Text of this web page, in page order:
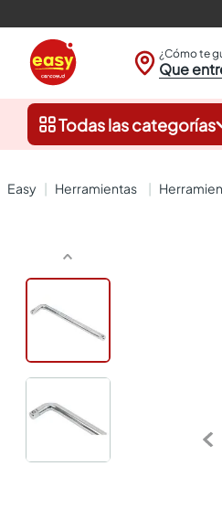
¿Cómo te
Que
Todas las categorías
herramientas